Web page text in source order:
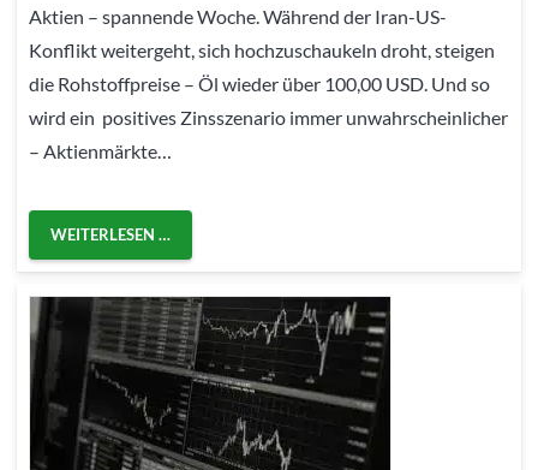
Aktien – spannende Woche. Während der Iran-US-
Konflikt weitergeht, sich hochzuschaukeln droht, steigen
die Rohstoffpreise – Öl wieder über 100,00 USD. Und so
wird ein positives Zinsszenario immer unwahrscheinlicher
– Aktienmärkte…
WEITERLESEN …